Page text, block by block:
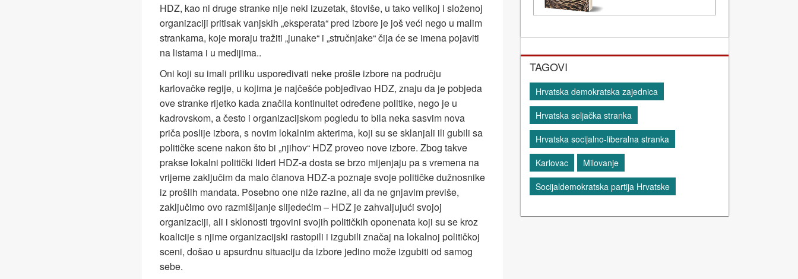
HDZ, kao ni druge stranke nije neki izuzetak, štoviše, u tako velikoj i složenoj
organizaciji pritisak vanjskih „eksperata“ pred izbore je još veći nego u malim
strankama, koje moraju tražiti „junake“ i „stručnjake“ čija će se imena pojaviti
na listama i u medijima..
Oni koji su imali priliku uspoređivati neke prošle izbore na području
karlovačke regije, u kojima je najčešće pobjeđivao HDZ, znaju da je pobjeda
ove stranke rijetko kada značila kontinuitet određene politike, nego je u
kadrovskom, a često i organizacijskom pogledu to bila neka sasvim nova
priča poslije izbora, s novim lokalnim akterima, koji su se sklanjali ili gubili sa
političke scene nakon što bi „njihov“ HDZ proveo nove izbore. Zbog takve
prakse lokalni politički lideri HDZ-a dosta se brzo mijenjaju pa s vremena na
vrijeme zaključim da malo članova HDZ-a poznaje svoje političke dužnosnike
iz prošlih mandata. Posebno one niže razine, ali da ne gnjavim previše,
zaključimo ovo razmišljanje slijedećim – HDZ je zahvaljujući svojoj
organizaciji, ali i sklonosti trgovini svojih političkih oponenata koji su se kroz
koalicije s njime organizacijski rastopili i izgubili značaj na lokalnoj političkoj
sceni, došao u apsurdnu situaciju da izbore jedino može izgubiti od samog
sebe.
TAGOVI
Hrvatska demokratska zajednica
Hrvatska seljačka stranka
Hrvatska socijalno-liberalna stranka
Karlovac
Milovanje
Socijaldemokratska partija Hrvatske